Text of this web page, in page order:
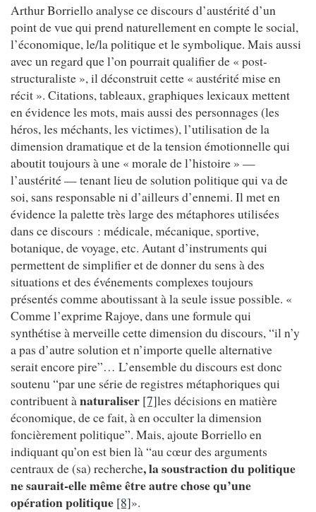
Arthur Borriello analyse ce discours d’austérité d’un
point de vue qui prend naturellement en compte le social,
l’économique, le/la politique et le symbolique. Mais aussi
avec un regard que l’on pourrait qualifier de « post-
structuraliste », il déconstruit cette « austérité mise en
récit ». Citations, tableaux, graphiques lexicaux mettent
en évidence les mots, mais aussi des personnages (les
héros, les méchants, les victimes), l’utilisation de la
dimension dramatique et de la tension émotionnelle qui
aboutit toujours à une « morale de l’histoire » —
l’austérité — tenant lieu de solution politique qui va de
soi, sans responsable ni d’ailleurs d’ennemi. Il met en
évidence la palette très large des métaphores utilisées
dans ce discours : médicale, mécanique, sportive,
botanique, de voyage, etc. Autant d’instruments qui
permettent de simplifier et de donner du sens à des
situations et des événements complexes toujours
présentés comme aboutissant à la seule issue possible. «
Comme l’exprime Rajoye, dans une formule qui
synthétise à merveille cette dimension du discours, “il n’y
a pas d’autre solution et n’importe quelle alternative
serait encore pire”… L’ensemble du discours est donc
soutenu “par une série de registres métaphoriques qui
contribuent ànaturaliser [7]les décisions en matière
économique, de ce fait, à en occulter la dimension
foncièrement politique”. Mais, ajoute Borriello en
indiquant qu’on est bien là “au cœur des arguments
centraux de (sa) recherche, la soustraction du politique
ne saurait-elle même être autre chose qu’une
opération politique [8]».